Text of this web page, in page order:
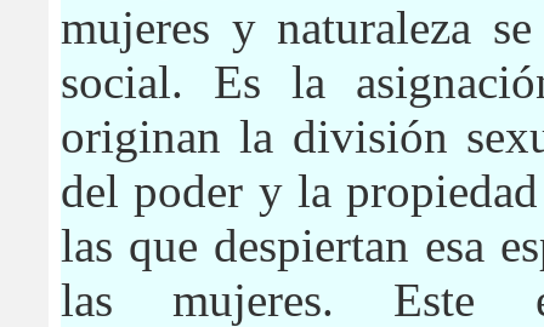
mujeres y naturaleza
social. Es la
originan la división
del poder y la
las que despiertan esa
las mujeres. Este